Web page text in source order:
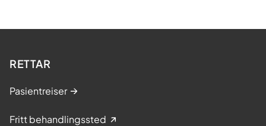
RETTAR
Pasientreiser
Fritt behandlingssted